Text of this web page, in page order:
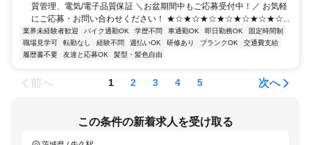
質管理、電気/電子品質保証 ＼お盆期間中もご応募受付中！／ お気軽
にご応募・お問い合わせください！ ★☆★☆★☆★☆★☆★☆★☆...
業界未経験者歓迎 バイク通勤OK 学歴不問 車通勤OK 即日勤務OK
固定時間制
職場見学可
転勤なし 経験不問 週払いOK 研修あり ブランクOK
交通費支給
履歴書不要
友達と応募OK 髪型・髪色自由
前へ 1 2 3 4 5 次へ
この条件の新着求人を受け取る